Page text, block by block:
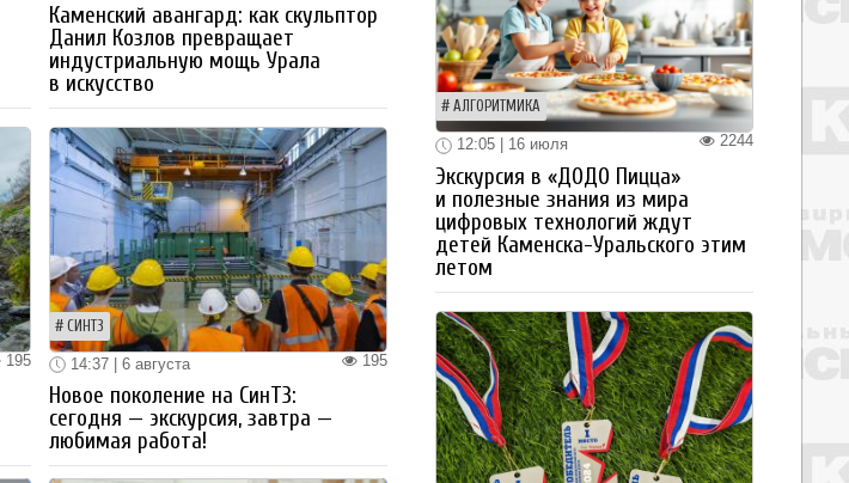
Каменский авангард: как скульптор
Данил Козлов превращает
индустриальную мощь Урала
в искусство
195
СИНТЗ
195
14:37 | 6 августа
Новое поколение на СинТЗ:
сегодня — экскурсия, завтра —
любимая работа!
АЛГОРИТМИКА
2244
12:05 | 16 июля
Экскурсия в «ДОДО Пицца»
и полезные знания из мира
цифровых технологий ждут
детей Каменска-Уральского этим
летом